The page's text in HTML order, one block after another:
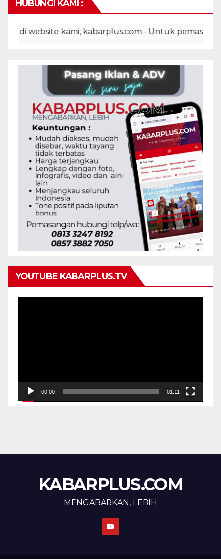
HUBUNGI KAMI :
kami, kabarplus.com - Untuk pemasangan
YOUTUBE KABARPLUS.TV
00:00 01:11
KABARPLUS.COM
MENGABARKAN, LEBIH